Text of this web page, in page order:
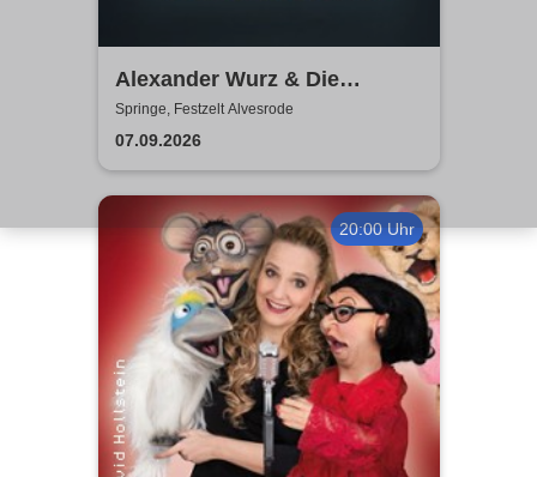
Alexander Wurz & Die
Egerländer Musikanten - Das
Original
Springe, Festzelt Alvesrode
07.09.2026
20:00 Uhr